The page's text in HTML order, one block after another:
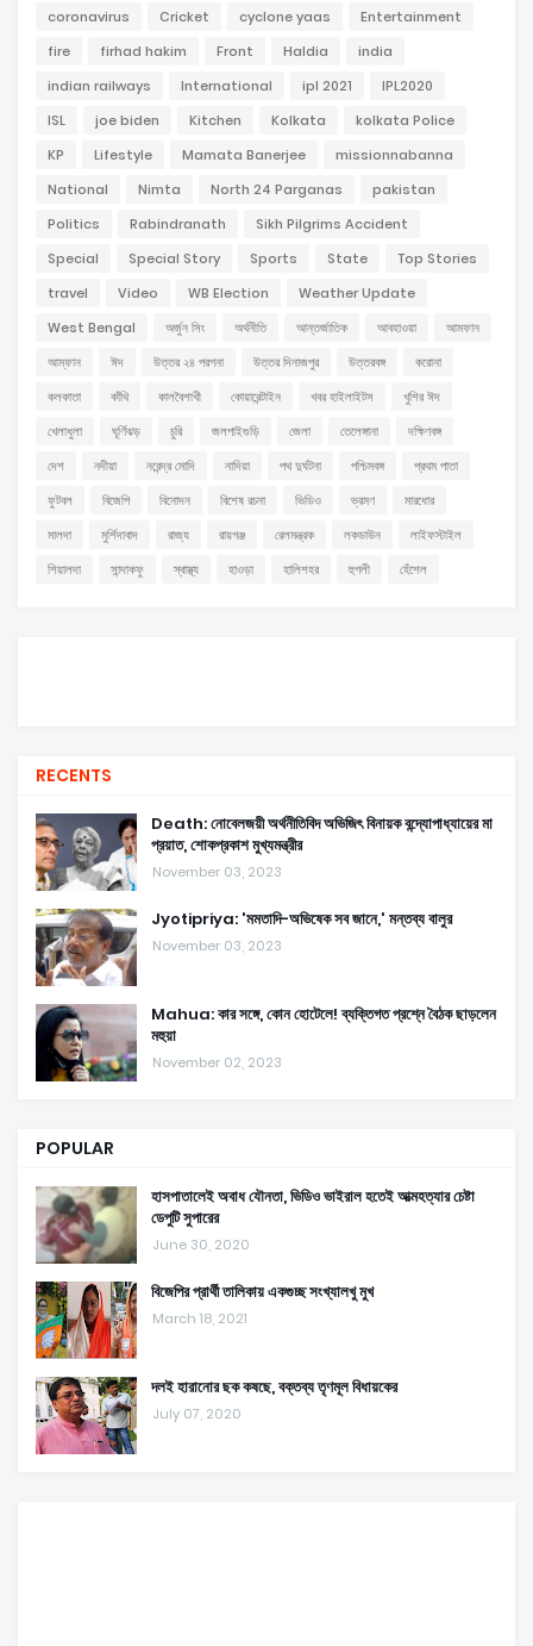
coronavirus Cricket cyclone yaas
Entertainment
fire
firhad hakim Front Haldia
india
indian railways
International ipl 2021
IPL2020
ISL
joe biden Kitchen Kolkata
kolkata Police
KP
Lifestyle Mamata Banerjee
missionnabanna
National
Nimta North 24 Parganas
pakistan
Politics
Rabindranath
Sikh Pilgrims Accident
Special
Special Story Sports State
Top Stories
travel
Video WB Election
Weather Update
West Bengal
অর্জুন সিং অর্থনীতি আন্তর্জাতিক আবহাওয়া
আমফান
আম্ফান
ঈদ উত্তর ২৪ পরগনা উত্তর দিনাজপুর উত্তরবঙ্গ
করোনা
কলকাতা
কাঁথি কালবৈশাখী কোয়ারেন্টাইন খবর হাইলাইটস
খুশির ঈদ
খেলাধুলা
ঘূর্ণিঝড় চুরি জলপাইগুড়ি জেলা তেলেঙ্গানা
দক্ষিণবঙ্গ
দেশ
নদীয়া নরেন্দ্র মোদি নাদিয়া পথ দুর্ঘটনা পশ্চিমবঙ্গ
প্রথম পাতা
ফুটবল
বিজেপি বিনোদন বিশেষ রচনা ভিডিও ভ্রমণ
মারধোর
মালদা
মুর্শিদাবাদ রাজ্য রায়গঞ্জ রেলমন্ত্রক লকডাউন
লাইফস্টাইল
শিয়ালদা
সান্দাকফু স্বাস্থ্য হাওড়া হালিশহর হুগলী হেঁশেল
RECENTS
Death: নোবেলজয়ী অর্থনীতিবিদ অভিজিৎ বিনায়ক বন্দ্যোপাধ্যায়ের মা
প্রয়াত, শোকপ্রকাশ মুখ্যমন্ত্রীর
November 03, 2023
Jyotipriya: 'মমতাদি-অভিষেক সব জানে,' মন্তব্য বালুর
November 03, 2023
Mahua: কার সঙ্গে, কোন হোটেলে! ব্যক্তিগত প্রশ্নে বৈঠক ছাড়লেন
মহুয়া
November 02, 2023
POPULAR
হাসপাতালেই অবাধ যৌনতা, ভিডিও ভাইরাল হতেই আত্মহত্যার চেষ্টা
ডেপুটি সুপারের
June 30, 2020
বিজেপির প্রার্থী তালিকায় একগুচ্ছ সংখ্যালখু মুখ
March 18, 2021
দলই হারানোর ছক কষছে, বক্তব্য তৃণমূল বিধায়কের
July 07, 2020